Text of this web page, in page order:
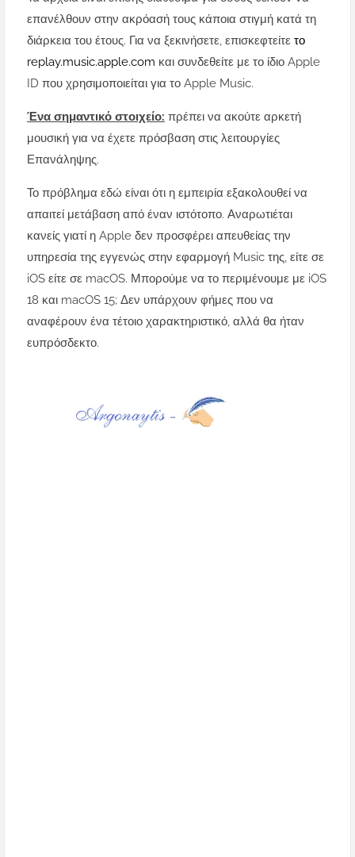
επανέλθουν στην ακρόασή τους κάποια στιγμή κατά τη
διάρκεια του έτους. Για να ξεκινήσετε, επισκεφτείτε το
replay.music.apple.com και συνδεθείτε με το ίδιο Apple
ID που χρησιμοποιείται για το Apple Music.
Ένα σημαντικό στοιχείο: πρέπει να ακούτε αρκετή
μουσική για να έχετε πρόσβαση στις λειτουργίες
Επανάληψης.
Το πρόβλημα εδώ είναι ότι η εμπειρία εξακολουθεί να
απαιτεί μετάβαση από έναν ιστότοπο. Αναρωτιέται
κανείς γιατί η Apple δεν προσφέρει απευθείας την
υπηρεσία της εγγενώς στην εφαρμογή Music της, είτε σε
iOS είτε σε macOS. Μπορούμε να το περιμένουμε με iOS
18 και macOS 15; Δεν υπάρχουν φήμες που να
αναφέρουν ένα τέτοιο χαρακτηριστικό, αλλά θα ήταν
ευπρόσδεκτο.